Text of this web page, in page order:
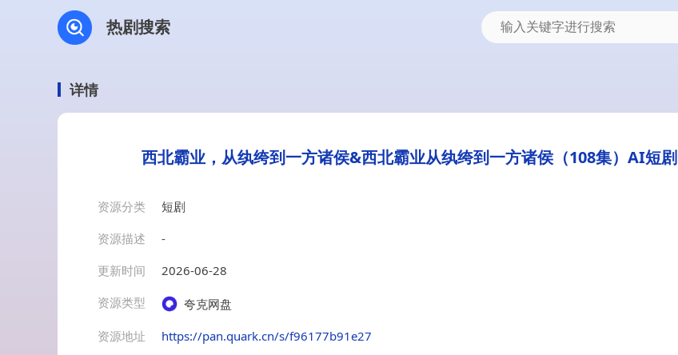
热剧搜索
详情
西北霸业，从纨绔到一方诸侯&西北霸业从纨绔到一方诸侯（108集）AI短剧
资源分类
短剧
资源描述
-
更新时间
2026-06-28
资源类型
夸克网盘
资源地址
https://pan.quark.cn/s/f96177b91e27